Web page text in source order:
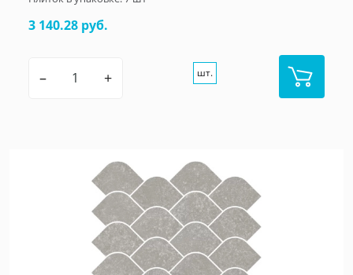
3 140.28 руб.
– + шт.